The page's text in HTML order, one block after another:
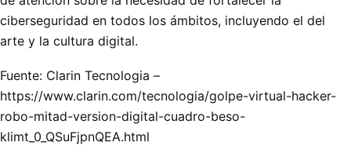
ciberseguridad en todos los ámbitos, incluyendo el del
arte y la cultura digital.
Fuente: Clarin Tecnologia –
https://www.clarin.com/tecnologia/golpe-virtual-hacker-
robo-mitad-version-digital-cuadro-beso-
klimt_0_QSuFjpnQEA.html